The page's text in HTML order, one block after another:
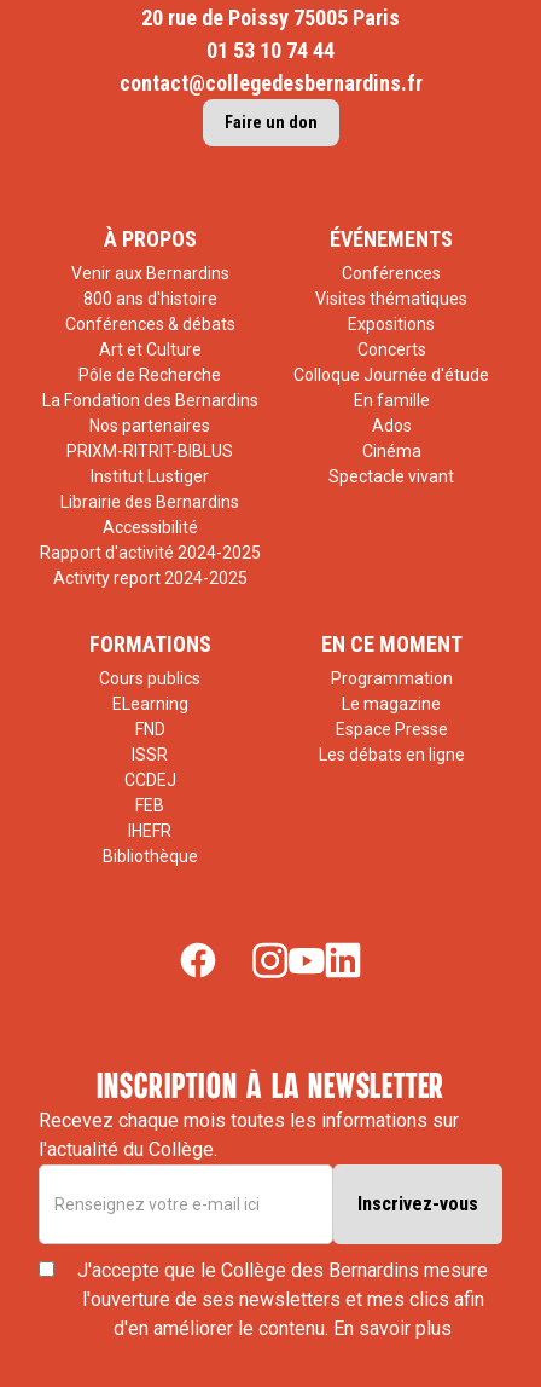
20 rue de Poissy 75005 Paris
01 53 10 74 44
contact@collegedesbernardins.fr
Faire un don
À PROPOS
Venir aux Bernardins
800 ans d'histoire
Conférences & débats
Art et Culture
Pôle de Recherche
La Fondation des Bernardins
Nos partenaires
PRIXM-RITRIT-BIBLUS
Institut Lustiger
Librairie des Bernardins
Accessibilité
Rapport d'activité 2024-2025
Activity report 2024-2025
ÉVÉNEMENTS
Conférences
Visites thématiques
Expositions
Concerts
Colloque Journée d'étude
En famille
Ados
Cinéma
Spectacle vivant
FORMATIONS
Cours publics
ELearning
FND
ISSR
CCDEJ
FEB
IHEFR
Bibliothèque
EN CE MOMENT
Programmation
Le magazine
Espace Presse
Les débats en ligne
inscription à la newsletter
Recevez chaque mois toutes les informations sur
l'actualité du Collège.
J'accepte que le Collège des Bernardins mesure
l'ouverture de ses newsletters et mes clics afin
d'en améliorer le contenu. En savoir plus